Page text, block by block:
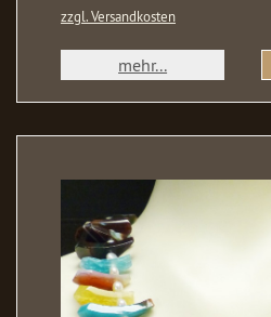
zzgl. Versandkosten
mehr...